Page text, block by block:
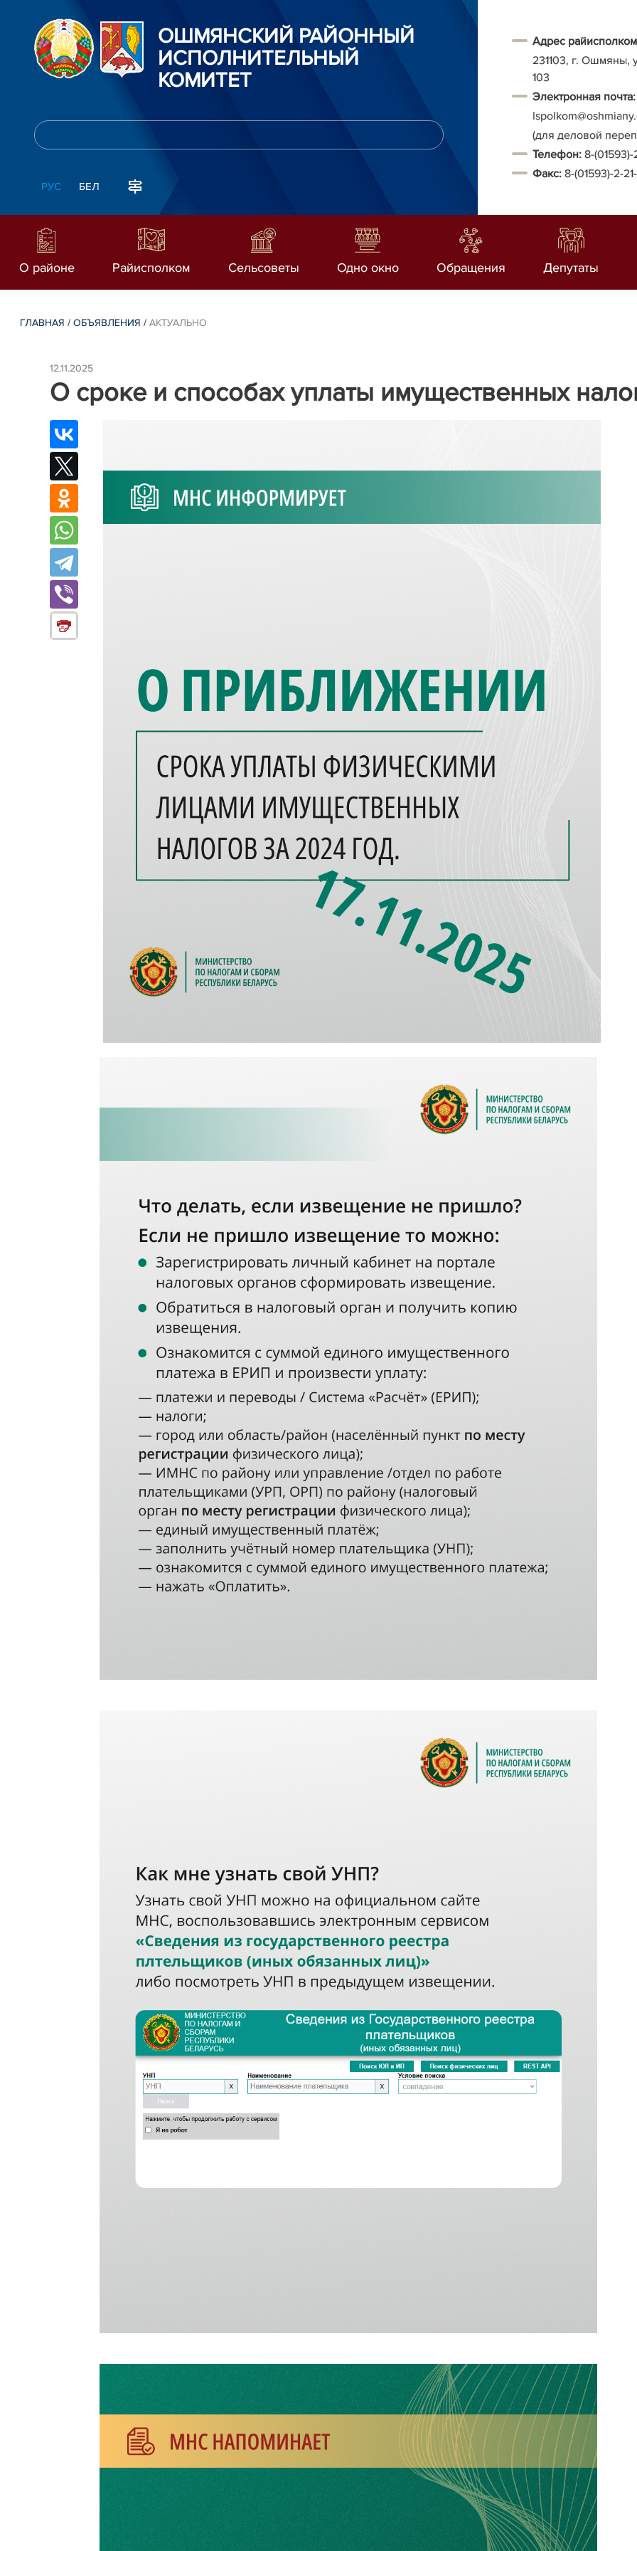
ОШМЯНСКИЙ РАЙОННЫЙ
ИСПОЛНИТЕЛЬНЫЙ
КОМИТЕТ
РУС БЕЛ
Адрес
231103, г. Ошмяны,
103
Электронная почта:
(для деловой
Телефон: 8-(01593)-
Факс: 8-(01593)-2-
О районе Райисполком Сельсоветы Одно окно Обращения Депутаты
ГЛАВНАЯ /ОБЪЯВЛЕНИЯ /АКТУАЛЬНО
12.11.2025
О сроке и способах уплаты имущественных